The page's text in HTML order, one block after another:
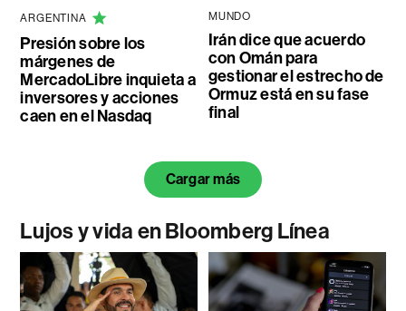
ARGENTINA
Presión sobre los
márgenes de
MercadoLibre inquieta a
inversores y acciones
caen en el Nasdaq
MUNDO
Irán dice que acuerdo
con Omán para
gestionar el estrecho de
Ormuz está en su fase
final
Cargar más
Lujos y vida en Bloomberg Línea